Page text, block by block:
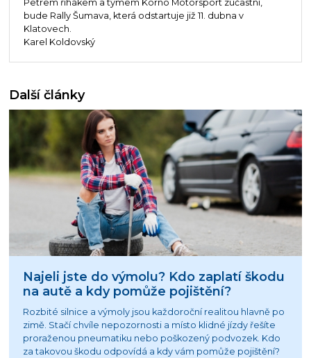
Petrem řihákem a týmem Korno Motorsport zúčastní,
bude Rally Šumava, která odstartuje již 11. dubna v
Klatovech.
Karel Koldovský
Další články
Najeli jste do výmolu? Kdo zaplatí škodu
na autě a kdy pomůže pojištění?
Rozbité silnice a výmoly jsou každoroční realitou hlavně po
zimě. Stačí chvíle nepozornosti a místo klidné jízdy řešíte
proraženou pneumatiku nebo poškozený podvozek. Kdo
za takovou škodu odpovídá a kdy vám pomůže pojištění?